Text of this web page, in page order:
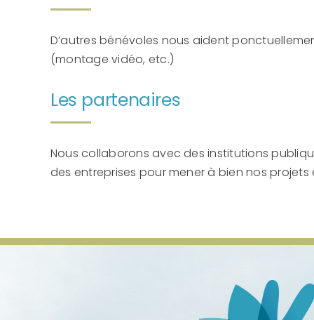
D’autres bénévoles nous aident
(montage vidéo, etc.)
Les partenaires
Nous collaborons avec des institutions
des entreprises pour mener à bien nos projets